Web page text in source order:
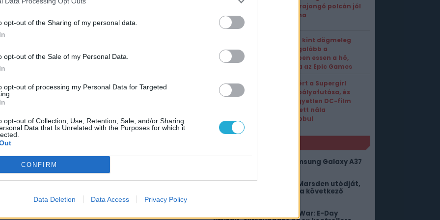
opt-out of the Sharing of my personal data.
opt-out of the Sale of my Personal Data.
opt-out of processing my Personal Data for Targeted
opt-out of Collection, Use, Retention, Sale, and/or Sharing
Data that Is Unrelated with the Purposes for which it
CONFIRM
Data Deletion Data Access Privacy Policy
hogy a játék
hogy a PC Guru tartalmairól véletlenül
figyeli az Assassin's Creed Shadows
kedvez
Gears-rajongó polcán jól
mutatna
Ha már kint dögmeleg
van, legalább a
gépedben essen a hó,
mondja az Epic Games
Véget ért a Supergirl
mozis pályafutása, és
csak egyetlen DC-film
teljesített nála
rosszabbul
Nem lennénk most a Samsung Galaxy A37
Megtalálhatták James Marsden utódját,
ez a fiatal színész lehet a következő
Kiszivárgott a Gears of War: E-Day